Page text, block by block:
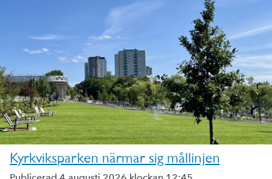
Kyrkviksparken närmar sig mållinjen